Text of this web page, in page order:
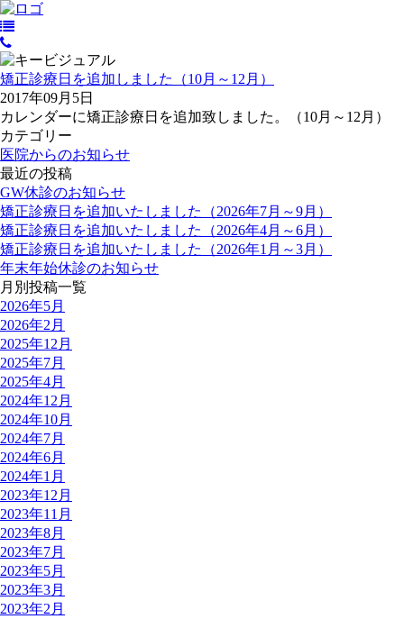
矯正診療日を追加しました（10月～12月）
2017年09月5日
カレンダーに矯正診療日を追加致しました。（10月～12月）
カテゴリー
医院からのお知らせ
最近の投稿
GW休診のお知らせ
矯正診療日を追加いたしました（2026年7月～9月）
矯正診療日を追加いたしました（2026年4月～6月）
矯正診療日を追加いたしました（2026年1月～3月）
年末年始休診のお知らせ
月別投稿一覧
2026年5月
2026年2月
2025年12月
2025年7月
2025年4月
2024年12月
2024年10月
2024年7月
2024年6月
2024年1月
2023年12月
2023年11月
2023年8月
2023年7月
2023年5月
2023年3月
2023年2月